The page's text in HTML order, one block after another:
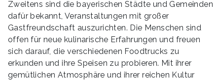
Zweitens sind die bayerischen Städte und Gemeinden
dafür bekannt, Veranstaltungen mit großer
Gastfreundschaft auszurichten. Die Menschen sind
offen für neue kulinarische Erfahrungen und freuen
sich darauf, die verschiedenen Foodtrucks zu
erkunden und ihre Speisen zu probieren. Mit ihrer
gemütlichen Atmosphäre und ihrer reichen Kultur